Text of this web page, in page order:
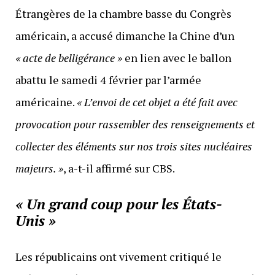
Étrangères de la chambre basse du Congrès
américain, a accusé dimanche la Chine d’un
« acte de belligérance »en lien avec le ballon
abattu le samedi 4 février par l’armée
américaine. « L’envoi de cet objet a été fait avec
provocation pour rassembler des renseignements et
collecter des éléments sur nos trois sites nucléaires
majeurs. », a-t-il affirmé sur CBS.
« Un grand coup pour les États-
Unis »
Les républicains ont vivement critiqué le